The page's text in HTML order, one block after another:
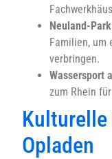
Neuland-
Familien, um
verbringen.
Wassersport
zum Rhein
Opladen